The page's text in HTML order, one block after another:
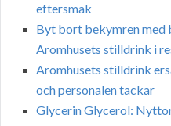
eftersmak
Byt bort bekymren med
Aromhusets stilldrink i
Aromhusets stilldrink
och personalen tackar
Glycerin Glycerol: